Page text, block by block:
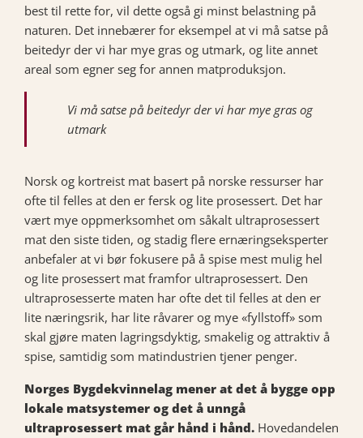
best til rette for, vil dette også gi minst belastning på
naturen. Det innebærer for eksempel at vi må satse på
beitedyr der vi har mye gras og utmark, og lite annet
areal som egner seg for annen matproduksjon.
Vi må satse på beitedyr der vi har mye gras og
utmark
Norsk og kortreist mat basert på norske ressurser har
ofte til felles at den er fersk og lite prosessert. Det har
vært mye oppmerksomhet om såkalt ultraprosessert
mat den siste tiden, og stadig flere ernæringseksperter
anbefaler at vi bør fokusere på å spise mest mulig hel
og lite prosessert mat framfor ultraprosessert. Den
ultraprosesserte maten har ofte det til felles at den er
lite næringsrik, har lite råvarer og mye «fyllstoff» som
skal gjøre maten lagringsdyktig, smakelig og attraktiv å
spise, samtidig som matindustrien tjener penger.
Norges Bygdekvinnelag mener at det å bygge opp
lokale matsystemer og det å unngå
ultraprosessert mat går hånd i hånd. Hovedandelen